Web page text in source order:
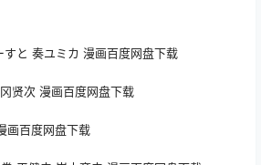
と 奏ユミカ 漫画百度网盘下载
贤次 漫画百度网盘下载
画百度网盘下载